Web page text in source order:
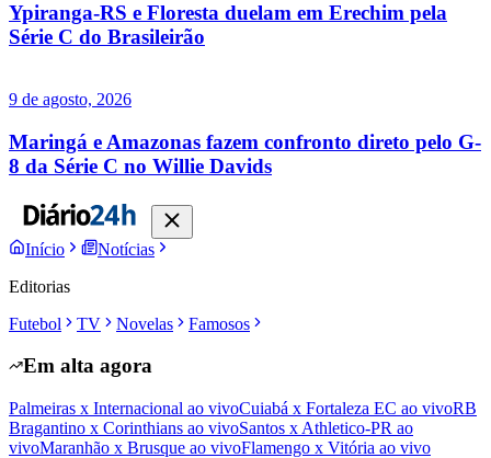
Ypiranga-RS e Floresta duelam em Erechim pela
Série C do Brasileirão
9 de agosto, 2026
Maringá e Amazonas fazem confronto direto pelo G-
8 da Série C no Willie Davids
Início
Notícias
Editorias
Futebol
TV Novelas Famosos
Em alta agora
Palmeiras x Internacional ao vivoCuiabá x Fortaleza EC ao vivoRB
Bragantino x Corinthians ao vivoSantos x Athletico-PR ao
vivoMaranhão x Brusque ao vivoFlamengo x Vitória ao vivo